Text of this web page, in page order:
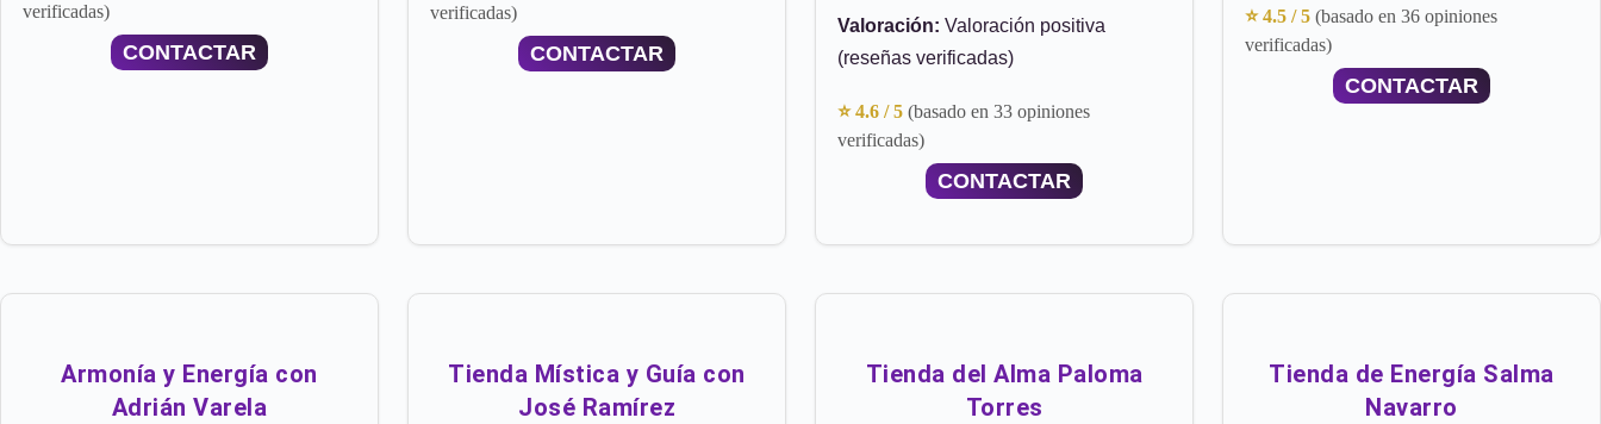
verificadas)
CONTACTAR
verificadas)
CONTACTAR
Valoración: Valoración positiva
(reseñas verificadas)
⭐ 4.6 / 5 (basado en 33 opiniones
verificadas)
CONTACTAR
⭐ 4.5 / 5 (basado en 36 opiniones
verificadas)
CONTACTAR
Armonía y Energía con
Adrián Varela
Tienda Mística y Guía con
José Ramírez
Tienda del Alma Paloma
Torres
Tienda de Energía Salma
Navarro